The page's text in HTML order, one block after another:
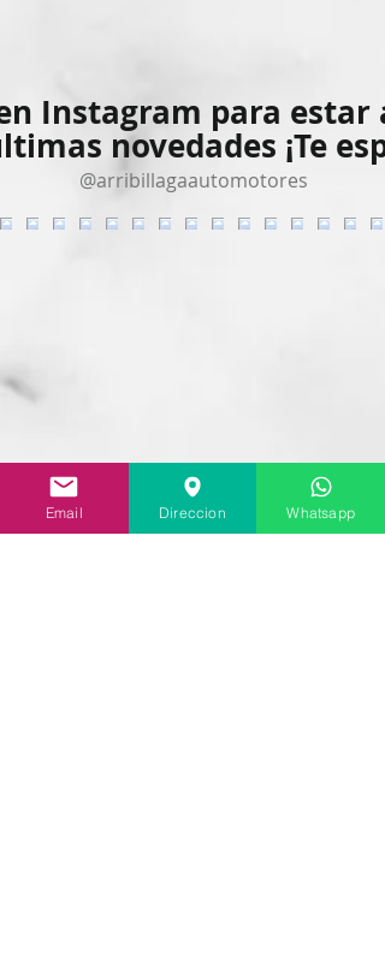
Instagram para
novedades ¡Te
@arribillagaautomotores
Email Direccion Whatsapp